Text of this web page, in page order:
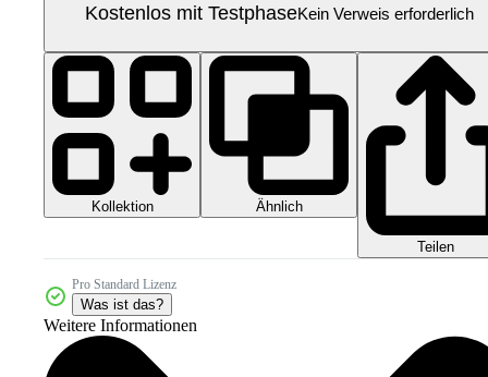
Kostenlos mit TestphaseKein Verweis erforderlich
Kollektion Ähnlich
Teilen
Pro Standard Lizenz
Was ist das?
Weitere Informationen